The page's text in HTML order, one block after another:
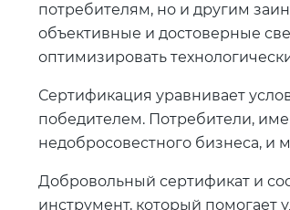
потребителям, но и другим
объективные и достоверные
оптимизировать
Сертификация уравнивает
победителем. Потребители,
недобросовестного бизнеса, и
Добровольный сертификат и
инструмент, который помогает